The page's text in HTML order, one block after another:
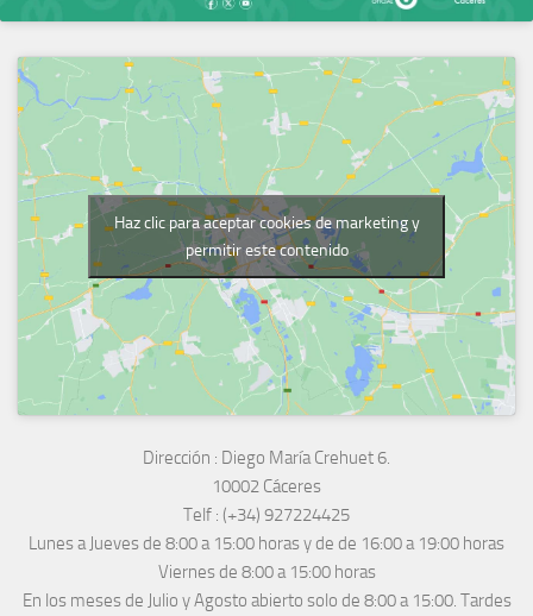
Haz clic para aceptar cookies de marketing y
permitir este contenido
Dirección : Diego María Crehuet 6.
10002 Cáceres
Telf : (+34) 927224425
Lunes a Jueves de 8:00 a 15:00 horas y de de 16:00 a 19:00 horas
Viernes de 8:00 a 15:00 horas
En los meses de Julio y Agosto abierto solo de 8:00 a 15:00. Tardes